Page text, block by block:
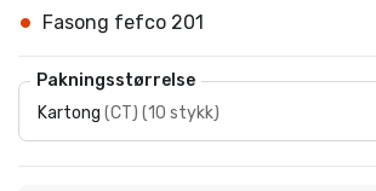
Fasong fefco 201
Pakningsstørrelse
Kartong (CT) (10 stykk)